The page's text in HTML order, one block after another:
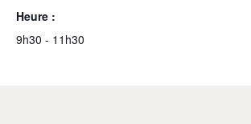
Heure :
9h30 - 11h30